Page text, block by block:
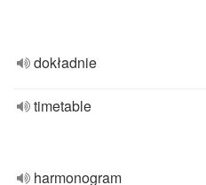
dokładnie
timetable
harmonogram